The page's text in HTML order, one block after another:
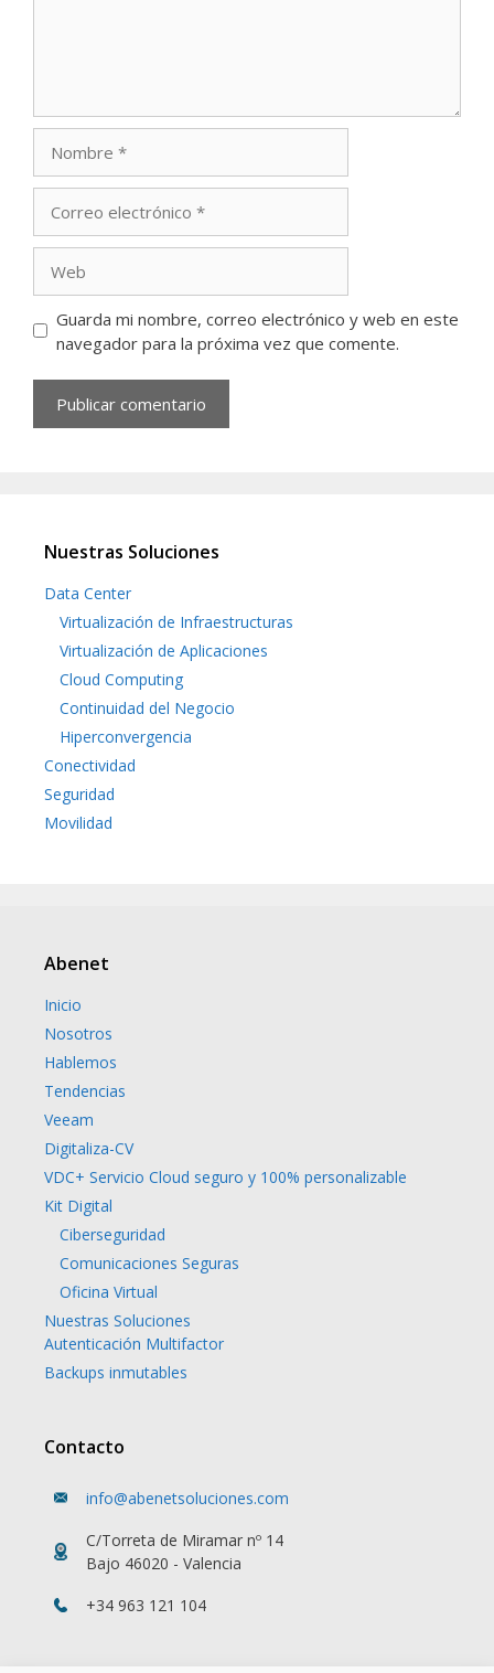
Guarda mi nombre, correo electrónico y web en este
navegador para la próxima vez que comente.
Nuestras Soluciones
Data Center
Virtualización de Infraestructuras
Virtualización de Aplicaciones
Cloud Computing
Continuidad del Negocio
Hiperconvergencia
Conectividad
Seguridad
Movilidad
Abenet
Inicio
Nosotros
Hablemos
Tendencias
Veeam
Digitaliza-CV
VDC+ Servicio Cloud seguro y 100% personalizable
Kit Digital
Ciberseguridad
Comunicaciones Seguras
Oficina Virtual
Nuestras Soluciones
Autenticación Multifactor
Backups inmutables
Contacto
info@abenetsoluciones.com
C/Torreta de Miramar nº 14
Bajo 46020 - Valencia
+34 963 121 104